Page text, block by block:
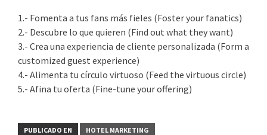
1.- Fomenta a tus fans más fieles (Foster your fanatics)
2.- Descubre lo que quieren (Find out what they want)
3.- Crea una experiencia de cliente personalizada (Form a
customized guest experience)
4.- Alimenta tu círculo virtuoso (Feed the virtuous circle)
5.- Afina tu oferta (Fine-tune your offering)
PUBLICADO EN
HOTEL MARKETING